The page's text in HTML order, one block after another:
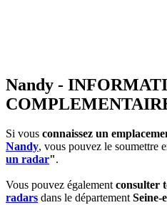
Nandy -
Si vous connaissez un
Nandy, vous pouvez le soumettre
un radar".
Vous pouvez égalementconsulter
radars dans le départementSeine-